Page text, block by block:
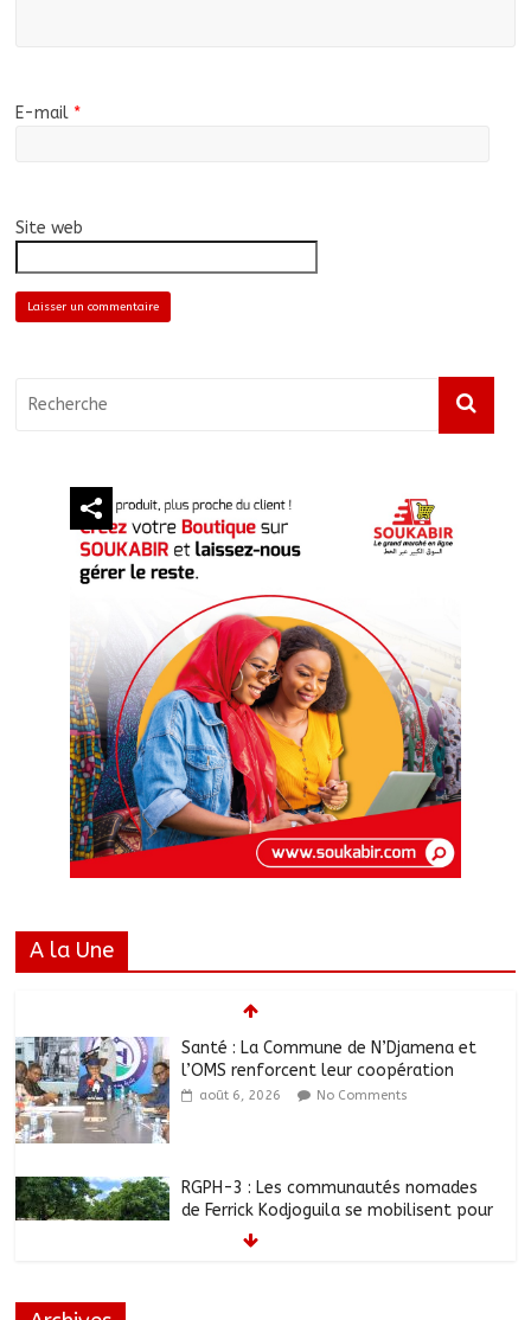
E-mail *
Site web
A la Une
Santé : La Commune de N’Djamena et
l’OMS renforcent leur coopération
août 6, 2026 No Comments
RGPH-3 : Les communautés nomades
de Ferrick Kodjoguila se mobilisent pour
le recensement